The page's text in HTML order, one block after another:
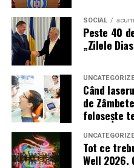
Turneul se încheie pe 19
o intensificare a activității
finalei. Printre cele mai
transmisiunile pirat,
tombolele, concursurile și
Pentru a răspunde
cyber_Folks a lansat la
primul asistent AI integrat
din România. Acesta poate
utilizatorului, un audit al
include verificarea
SOCIAL
Peste 40
„Zilele
Când
de
folosește
Tot ce
Well 2026.